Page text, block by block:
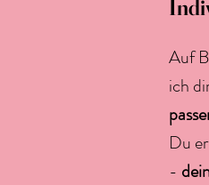
Auf
ich
Du
-